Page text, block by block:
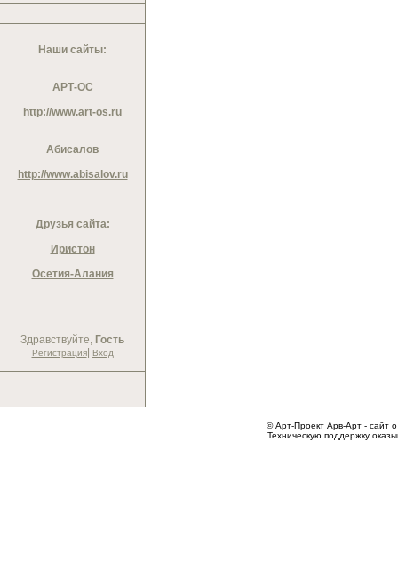
Наши сайты:
АРТ-ОС
http://www.art-os.ru
Абисалов
http://www.abisalov.ru
Друзья сайта:
Иристон
Осетия-Алания
Здравствуйте, Гость
Регистрация| Вход
© Арт-Проект Арв-Арт - сайт
Техническую поддержку